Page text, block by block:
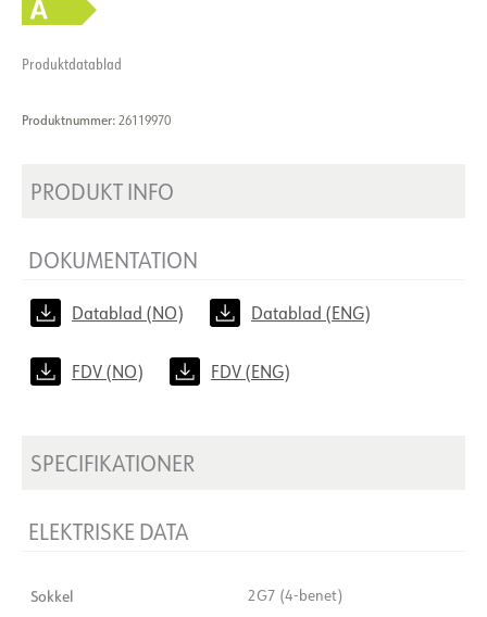
Produktdatablad
Produktnummer: 26119970
PRODUKT INFO
DOKUMENTATION
Datablad (NO) Datablad (ENG)
FDV (NO) FDV (ENG)
SPECIFIKATIONER
ELEKTRISKE DATA
Sokkel 2G7 (4-benet)